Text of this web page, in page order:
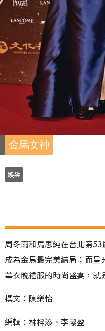
金馬女神
娛樂
周冬雨和馬思純在台北第53
成為金馬最完美結局；而
華衣晚禮服的時尚盛宴，就
撰文：陳樂怡
編輯：林梓添、李潔盈